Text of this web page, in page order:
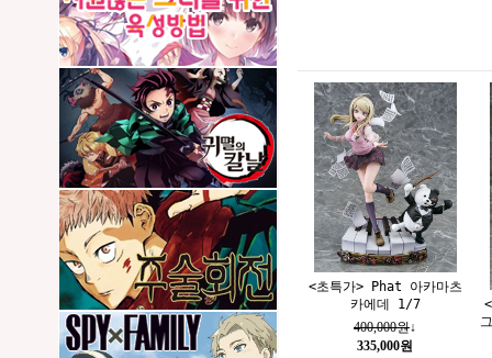
<초특가> Phat 아카마츠
카에데 1/7
400,000원↓
335,000원